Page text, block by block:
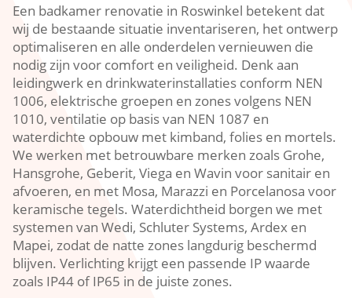
Een badkamer renovatie in Roswinkel betekent dat
wij de bestaande situatie inventariseren, het ontwerp
optimaliseren en alle onderdelen vernieuwen die
nodig zijn voor comfort en veiligheid. Denk aan
leidingwerk en drinkwaterinstallaties conform NEN
1006, elektrische groepen en zones volgens NEN
1010, ventilatie op basis van NEN 1087 en
waterdichte opbouw met kimband, folies en mortels.
We werken met betrouwbare merken zoals Grohe,
Hansgrohe, Geberit, Viega en Wavin voor sanitair en
afvoeren, en met Mosa, Marazzi en Porcelanosa voor
keramische tegels. Waterdichtheid borgen we met
systemen van Wedi, Schluter Systems, Ardex en
Mapei, zodat de natte zones langdurig beschermd
blijven. Verlichting krijgt een passende IP waarde
zoals IP44 of IP65 in de juiste zones.